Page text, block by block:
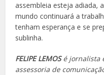
assembleia esteja adiada,
mundo continuará a
tenham esperança e se
sublinha.
FELIPE LEMOSé jornalista
assessoria de